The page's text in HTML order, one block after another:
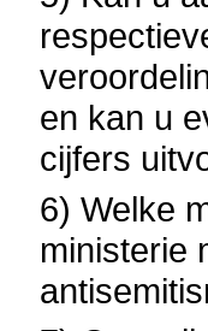
en kan u
cijfers
6) Welke
ministerie